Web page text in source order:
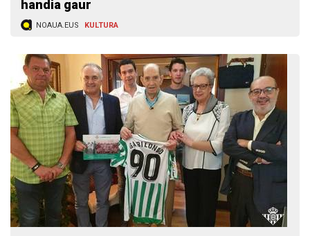
handia gaur
NOAUA.EUS KULTURA